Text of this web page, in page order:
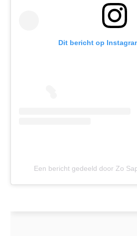
Dit bericht op
Een bericht gedeeld door Zo